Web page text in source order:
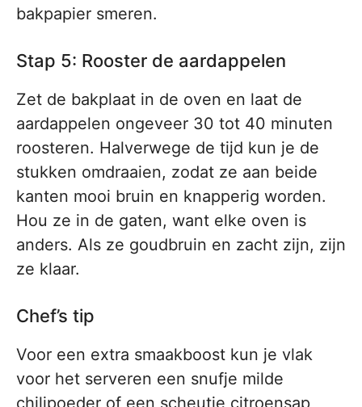
bakpapier smeren.
Stap 5: Rooster de aardappelen
Zet de bakplaat in de oven en laat de
aardappelen ongeveer 30 tot 40 minuten
roosteren. Halverwege de tijd kun je de
stukken omdraaien, zodat ze aan beide
kanten mooi bruin en knapperig worden.
Hou ze in de gaten, want elke oven is
anders. Als ze goudbruin en zacht zijn, zijn
ze klaar.
Chef’s tip
Voor een extra smaakboost kun je vlak
voor het serveren een snufje milde
chilipoeder of een scheutje citroensap